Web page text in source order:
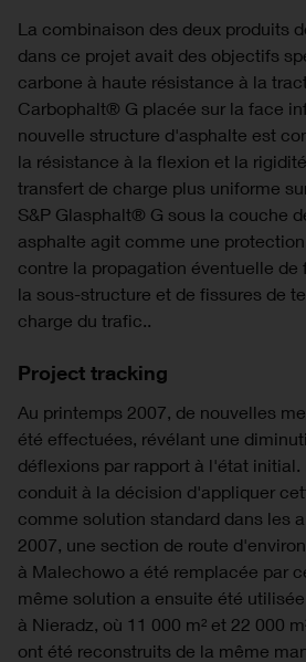
La combinaison des deux produits
dans ce projet avait des objectifs
carbone à haute résistance à la
Carbophalt® G placée sur la face
nouvelle structure d'asphalte est
la résistance à la flexion et la
transfert de charge plus uniforme
S&P Glasphalt® G sous la couche
asphalte agit comme une
contre la propagation éventuelle de
la sous-structure et de fissures de
charge du trafic..
Project tracking
Au printemps 2007, de nouvelles
été effectuées, révélant une
déflexions par rapport à l'état
conduit à la décision d'appliquer
comme solution standard dans les
2007, une section de route
à Malechowo a été remplacée par
même solution a ensuite été
à Nieradz, où 11 000 m² et 22 000
ont été reconstruits de la même